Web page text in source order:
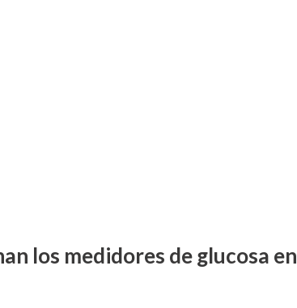
los medidores de glucosa en